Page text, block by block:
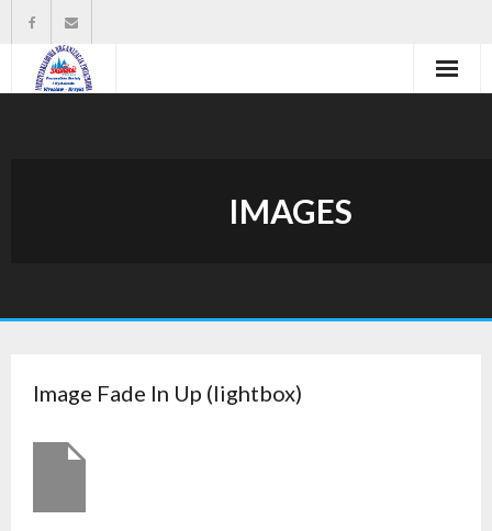
Do pobrania
IMAGES
Image Fade In Up (lightbox)